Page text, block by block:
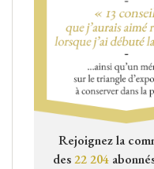
Rejoignez la
des22 204